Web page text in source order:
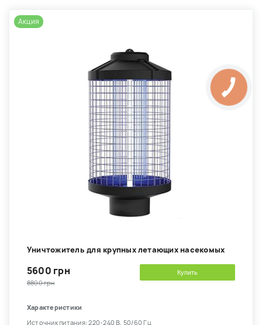
Акция
Уничтожитель для крупных летающих насекомых
5600 грн
8800 грн
Купить
Характеристики
Источник питания: 220-240 В, 50/60 Гц